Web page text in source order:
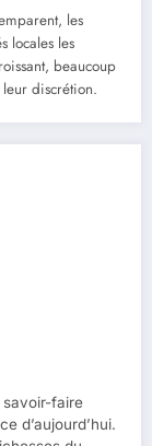
les
locales les
beaucoup
leur discrétion.
savoir-faire
d’aujourd’hui.